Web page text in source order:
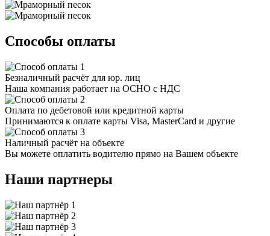
Способы оплаты
Безналичный расчёт для юр. лиц
Наша компания работает на ОСНО с НДС
Оплата по дебетовой или кредитной карты
Принимаются к оплате карты Visa, MasterCard и другие
Наличный расчёт на объекте
Вы можете оплатить водителю прямо на Вашем объекте
Наши партнеры